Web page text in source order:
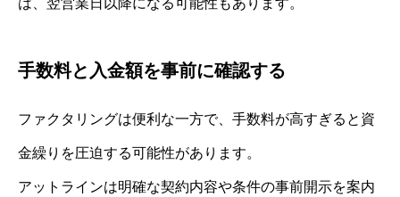
は、翌営業日以降になる可能性もあります。
手数料と入金額を事前に確認する
ファクタリングは便利な一方で、手数料が高すぎると資
金繰りを圧迫する可能性があります。
アットラインは明確な契約内容や条件の事前開示を案内